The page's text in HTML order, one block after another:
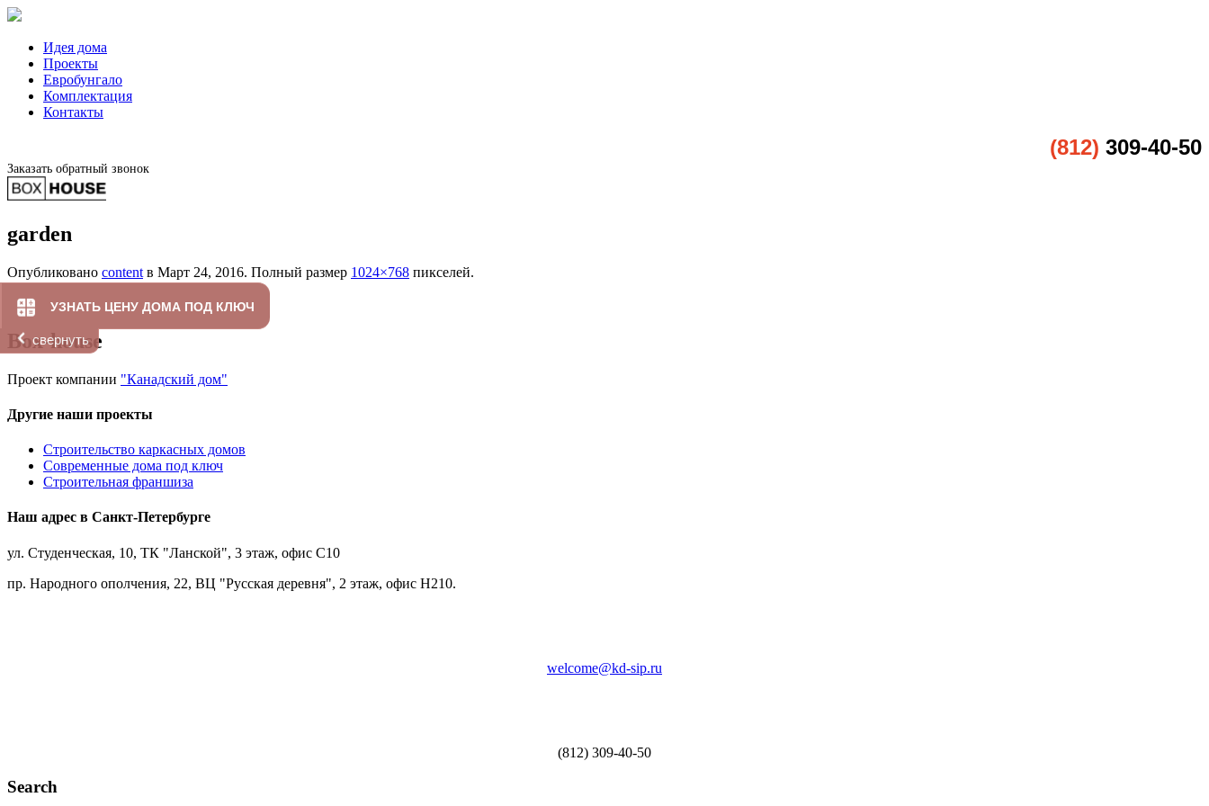
УЗНАТЬ ЦЕНУ ДОМА ПОД КЛЮЧ
свернуть
Идея дома
Проекты
Евробунгало
Комплектация
Контакты
(812) 309-40-50
Заказать обратный звонок
garden
Опубликовано content в Март 24, 2016. Полный размер 1024×768 пикселей.
Box-house
Проект компании "Канадский дом"
Другие наши проекты
Строительство каркасных домов
Современные дома под ключ
Строительная франшиза
Наш адрес в Санкт-Петербурге
ул. Студенческая, 10, ТК "Ланской", 3 этаж, офис С10
пр. Народного ополчения, 22, ВЦ "Русская деревня", 2 этаж, офис Н210.
welcome@kd-sip.ru
(812) 309-40-50
Search